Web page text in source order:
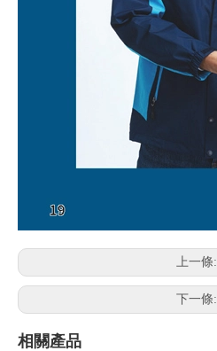
上一條:
下一條:
相關產品